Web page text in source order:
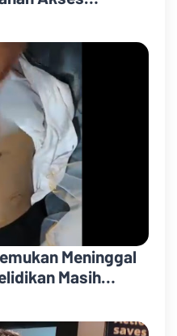
Ke Penuntut
Meninggal
Masih